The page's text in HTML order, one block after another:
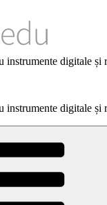
instrumente digitale și
instrumente digitale și